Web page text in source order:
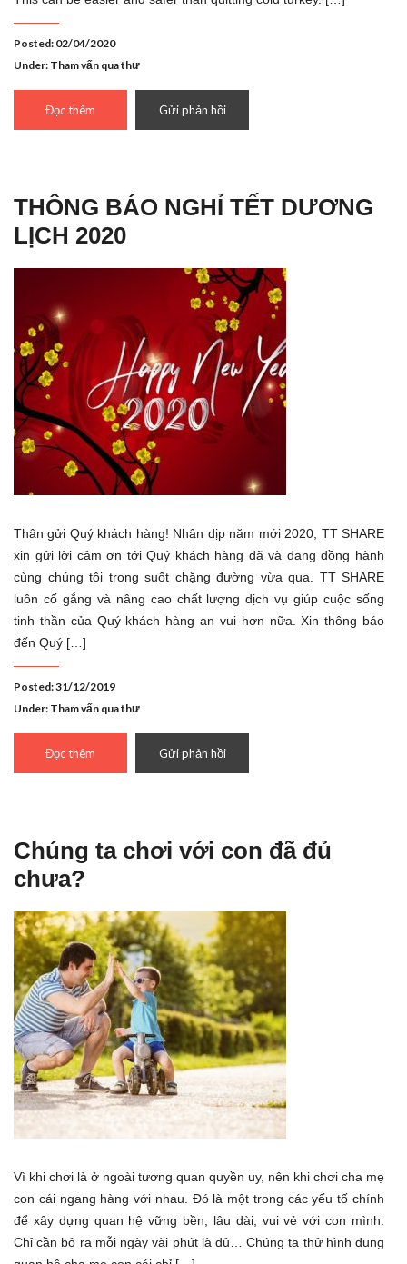
Posted: 02/04/2020
Under: Tham vấn qua thư
Đọc thêm Gửi phản hồi
THÔNG BÁO NGHỈ TẾT DƯƠNG
LỊCH 2020
Thân gửi Quý khách hàng! Nhân dịp năm mới 2020, TT SHARE
xin gửi lời cảm ơn tới Quý khách hàng đã và đang đồng hành
cùng chúng tôi trong suốt chặng đường vừa qua. TT SHARE
luôn cố gắng và nâng cao chất lượng dịch vụ giúp cuộc sống
tinh thần của Quý khách hàng an vui hơn nữa. Xin thông báo
đến Quý […]
Posted: 31/12/2019
Under: Tham vấn qua thư
Đọc thêm Gửi phản hồi
Chúng ta chơi với con đã đủ
chưa?
Vì khi chơi là ở ngoài tương quan quyền uy, nên khi chơi cha mẹ
con cái ngang hàng với nhau. Đó là một trong các yếu tố chính
để xây dựng quan hệ vững bền, lâu dài, vui vẻ với con mình.
Chỉ cần bỏ ra mỗi ngày vài phút là đủ… Chúng ta thử hình dung